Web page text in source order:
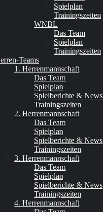
Spielplan
Trainingszeiten
WNBL
Das Team
Spielplan
Trainingszeiten
Teams
1. Herrenmannschaft
Das Team
Spielplan
Spielberichte & News
Trainingszeiten
2. Herrenmannschaft
Das Team
Spielplan
Spielberichte & News
Trainingszeiten
3. Herrenmannschaft
Das Team
Spielplan
Spielberichte & News
Trainingszeiten
4. Herrenmannschaft